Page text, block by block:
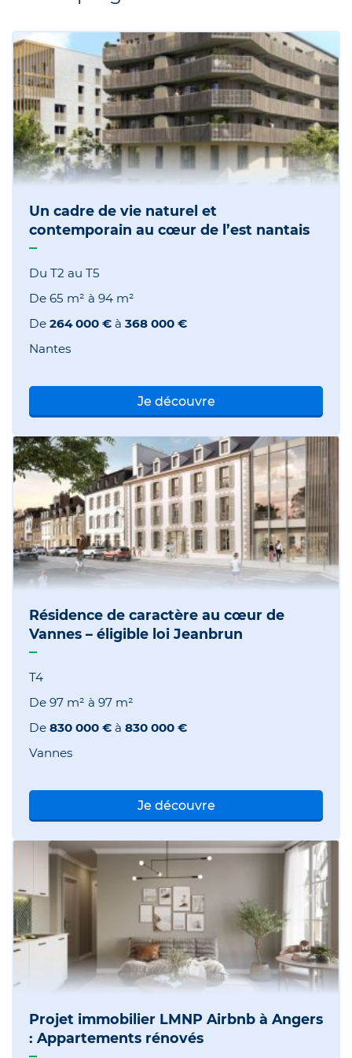
Un cadre de vie naturel et
contemporain au cœur de l’est nantais
Du T2 au T5
De 65 m² à 94 m²
De 264 000 € à 368 000 €
Nantes
Je découvre
Résidence de caractère au cœur de
Vannes – éligible loi Jeanbrun
T4
De 97 m² à 97 m²
De 830 000 € à 830 000 €
Vannes
Je découvre
Projet immobilier LMNP Airbnb à Angers
: Appartements rénovés